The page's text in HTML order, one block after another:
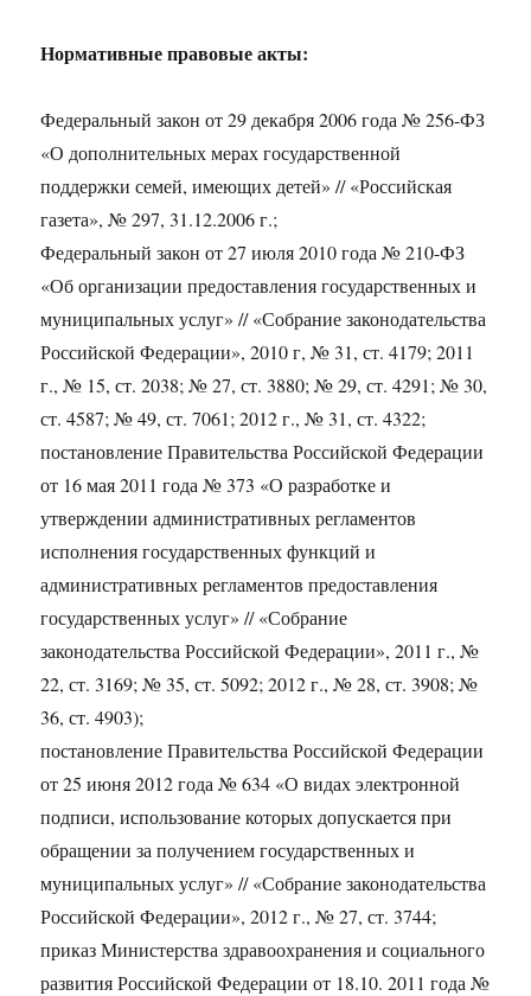
Нормативные правовые акты:
Федеральный закон от 29 декабря 2006 года № 256-ФЗ
«О дополнительных мерах государственной
поддержки семей, имеющих детей» // «Российская
газета», № 297, 31.12.2006 г.;
Федеральный закон от 27 июля 2010 года № 210-ФЗ
«Об организации предоставления государственных и
муниципальных услуг» // «Собрание законодательства
Российской Федерации», 2010 г, № 31, ст. 4179; 2011
г., № 15, ст. 2038; № 27, ст. 3880; № 29, ст. 4291; № 30,
ст. 4587; № 49, ст. 7061; 2012 г., № 31, ст. 4322;
постановление Правительства Российской Федерации
от 16 мая 2011 года № 373 «О разработке и
утверждении административных регламентов
исполнения государственных функций и
административных регламентов предоставления
государственных услуг» // «Собрание
законодательства Российской Федерации», 2011 г., №
22, ст. 3169; № 35, ст. 5092; 2012 г., № 28, ст. 3908; №
36, ст. 4903);
постановление Правительства Российской Федерации
от 25 июня 2012 года № 634 «О видах электронной
подписи, использование которых допускается при
обращении за получением государственных и
муниципальных услуг» // «Собрание законодательства
Российской Федерации», 2012 г., № 27, ст. 3744;
приказ Министерства здравоохранения и социального
развития Российской Федерации от 18.10. 2011 года №